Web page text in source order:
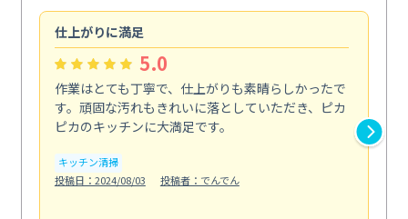
仕上がりに満足
5.0
作業はとても丁寧で、仕上がりも素晴らしかったで
す。頑固な汚れもきれいに落としていただき、ピカ
ピカのキッチンに大満足です。
キッチン清掃
投稿日：2024/08/03
投稿者：でんでん